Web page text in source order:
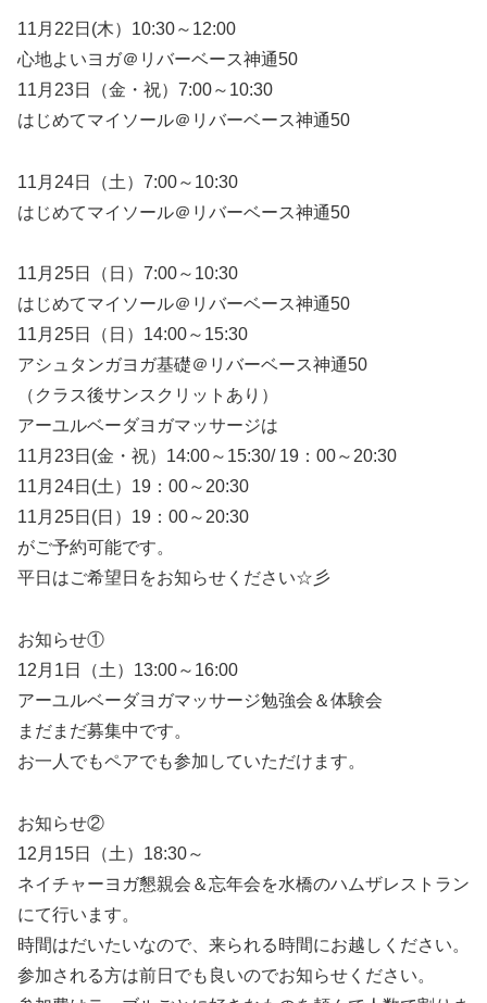
11月22日(木）10:30～12:00
心地よいヨガ＠リバーベース神通50
11月23日（金・祝）7:00～10:30
はじめてマイソール＠リバーベース神通50
11月24日（土）7:00～10:30
はじめてマイソール＠リバーベース神通50
11月25日（日）7:00～10:30
はじめてマイソール＠リバーベース神通50
11月25日（日）14:00～15:30
アシュタンガヨガ基礎＠リバーベース神通50
（クラス後サンスクリットあり）
アーユルベーダヨガマッサージは
11月23日(金・祝）14:00～15:30/ 19：00～20:30
11月24日(土）19：00～20:30
11月25日(日）19：00～20:30
がご予約可能です。
平日はご希望日をお知らせください☆彡
お知らせ①
12月1日（土）13:00～16:00
アーユルベーダヨガマッサージ勉強会＆体験会
まだまだ募集中です。
お一人でもペアでも参加していただけます。
お知らせ②
12月15日（土）18:30～
ネイチャーヨガ懇親会＆忘年会を水橋のハムザレストラン
にて行います。
時間はだいたいなので、来られる時間にお越しください。
参加される方は前日でも良いのでお知らせください。